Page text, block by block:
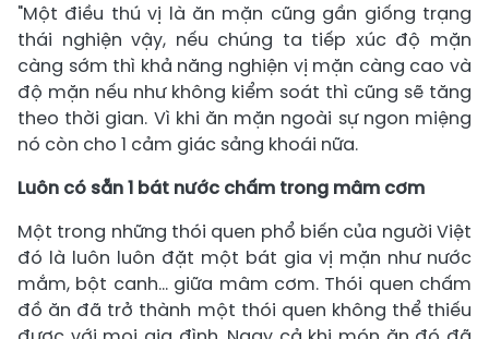
"Một điều thú vị là ăn mặn cũng gần giống trạng
thái nghiện vậy, nếu chúng ta tiếp xúc độ mặn
càng sớm thì khả năng nghiện vị mặn càng cao và
độ mặn nếu như không kiểm soát thì cũng sẽ tăng
theo thời gian. Vì khi ăn mặn ngoài sự ngon miệng
nó còn cho 1 cảm giác sảng khoái nữa.
Luôn có sẵn 1 bát nước chấm trong mâm cơm
Một trong những thói quen phổ biến của người Việt
đó là luôn luôn đặt một bát gia vị mặn như nước
mắm, bột canh... giữa mâm cơm. Thói quen chấm
đồ ăn đã trở thành một thói quen không thể thiếu